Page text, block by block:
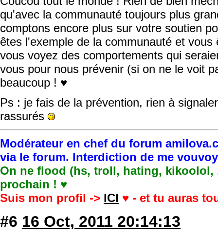
qu'avec la communauté toujours plus
comptons encore plus sur votre soutien
êtes l'exemple de la communauté et
vous voyez des comportements qui
vous pour nous prévenir (si on ne le voit
beaucoup ! ♥
Ps : je fais de la prévention, rien à
rassurés
Modérateur en chef du forum
via le forum. Interdiction de me
On ne flood (hs, troll, hating, kikoolol,
prochain ! ♥
Suis mon profil -> ICI ♥ - et tu auras
#6 16 Oct, 2011 20:14:13